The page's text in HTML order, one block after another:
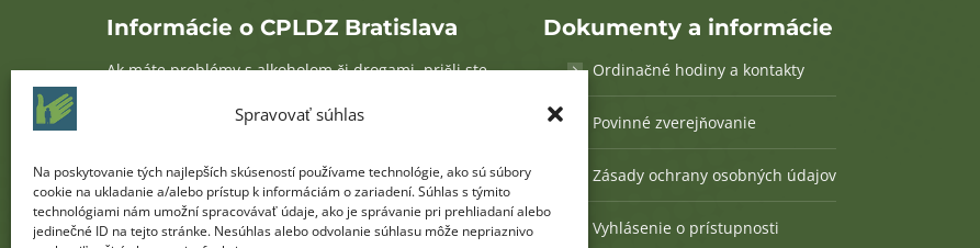
Spravovať súhlas
Na poskytovanie tých najlepších skúseností používame technológie, ako sú súbory
cookie na ukladanie a/alebo prístup k informáciám o zariadení. Súhlas s týmito
technológiami nám umožní spracovávať údaje, ako je správanie pri prehliadaní alebo
jedinečné ID na tejto stránke. Nesúhlas alebo odvolanie súhlasu môže nepriaznivo
Informácie o CPLDZ Bratislava
Ak máte problémy s alkoholom či drogami, prišli ste
odbornými lekármi. Navštívte nás a informujte sa,
ako zlepšiť svoj zdravotný stav a tak skvalitniť svoj
život. CPLDZ Bratislava je špecializované zariadenie
na liečbu ľudí závislých od alkoholu a iných
Dokumenty a informácie
Ordinačné hodiny a kontakty
Povinné zverejňovanie
Zásady ochrany osobných údajov
Vyhlásenie o prístupnosti